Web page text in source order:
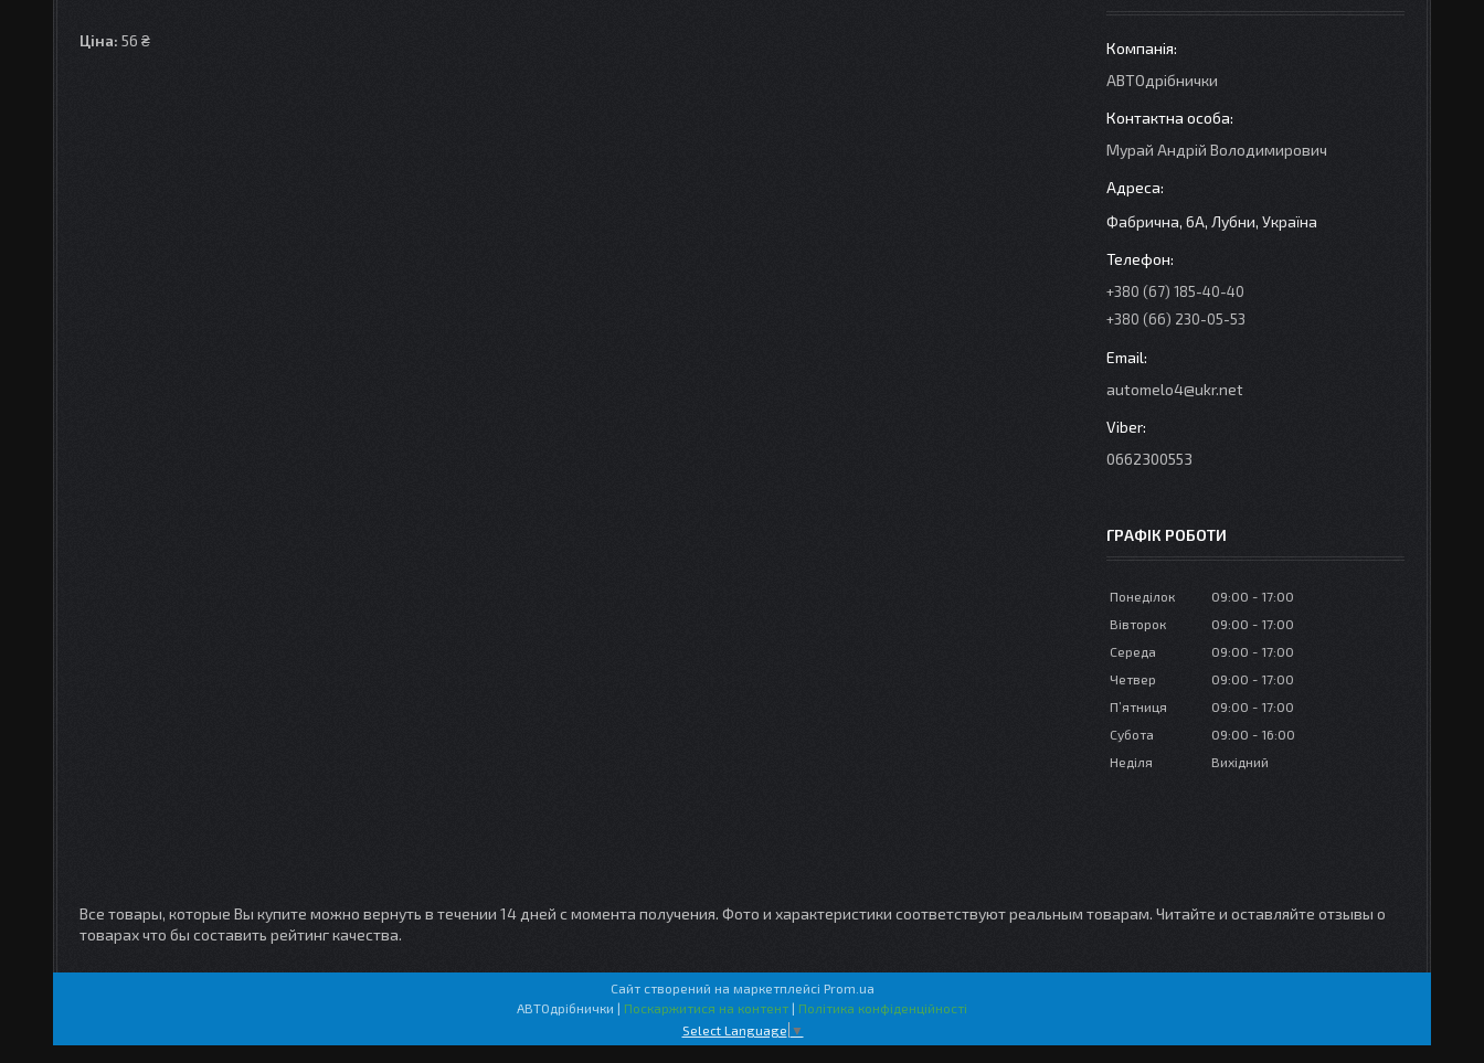
Ціна: 56 ₴
АВТОдрібнички
Мурай Андрій Володимирович
Фабрична, 6А, Лубни, Україна
+380 (67) 185-40-40
+380 (66) 230-05-53
automelo4@ukr.net
0662300553
ГРАФІК РОБОТИ
Понеділок 09:00
17:00
Вівторок
09:00
17:00
Середа
09:00
17:00
Четвер
09:00
17:00
Пʼятниця
09:00
17:00
Субота
09:00
16:00
Неділя
Вихідний
Все товары, которые Вы купите можно вернуть в течении 14 дней с момента получения. Фото и характеристики соответствуют реальным товарам. Читайте и оставляйте отзывы о
товарах что бы составить рейтинг качества.
Сайт створений на маркетплейсі Prom.ua
АВТОдрібнички | Поскаржитися на контент | Політика конфіденційності
Select Language ▼